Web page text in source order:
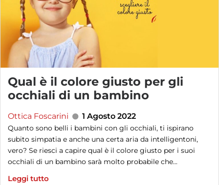
Qual è il colore giusto per gli
occhiali di un bambino
Ottica Foscarini 1 Agosto 2022
Quanto sono belli i bambini con gli occhiali, ti ispirano
subito simpatia e anche una certa aria da intelligentoni,
vero? Se riesci a capire qual è il colore giusto per i suoi
occhiali di un bambino sarà molto probabile che...
Leggi tutto